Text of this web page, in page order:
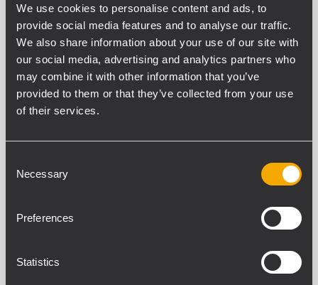
We use cookies to personalise content and ads, to
provide social media features and to analyse our traffic.
We also share information about your use of our site with
our social media, advertising and analytics partners who
may combine it with other information that you’ve
provided to them or that they’ve collected from your use
of their services.
Selection
Necessary
Preferences
Statistics
SNR Ingressi analogici (“A” weighted)
>106 dB
SNR Ingressi digitali (“A” weighted)
>106 dB
Distorsione (THD+N) (20 Hz - 20000 Hz,160 W @
8 ohm)
<0.05 %
Numero di input totali
Input Mic+Line
Euroblock, RCA